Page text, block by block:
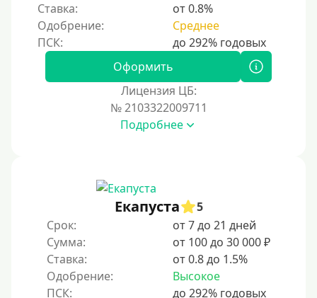
Под залог ПТС
Без залога
Под залог недвижимости
Под ПТС по доверенности
Цель
На Новый Год
Для исправления кредитной истории
Ставка:
от 0.8%
Одобрение:
Среднее
Оформить
Лицензия ЦБ:
№ 2103322009711
Подробнее
Екапуста
5
Срок:
от 7 до 21 дней
Сумма:
от 100 до 30 000 ₽
Ставка:
от 0.8 до 1.5%
Одобрение:
Высокое